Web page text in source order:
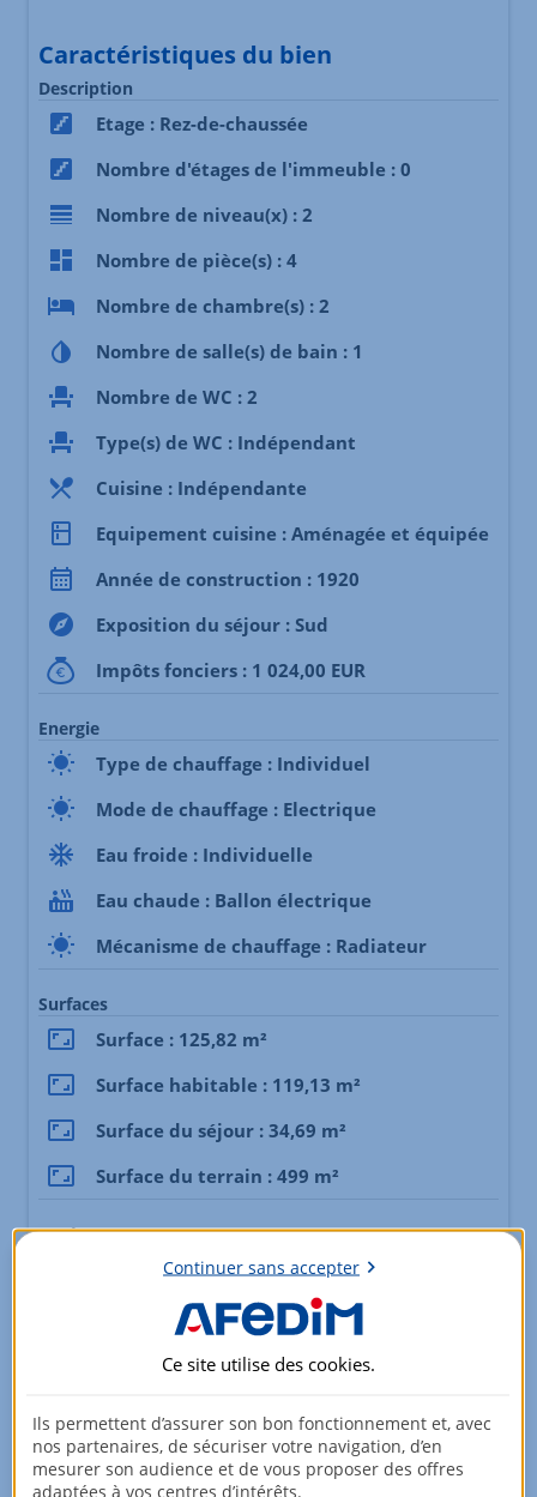
Caractéristiques du bien
Description
Etage : Rez-de-chaussée
Nombre d'étages de l'immeuble : 0
Nombre de niveau(x) : 2
Nombre de pièce(s) : 4
Nombre de chambre(s) : 2
Nombre de salle(s) de bain : 1
Nombre de WC : 2
Type(s) de WC : Indépendant
Cuisine : Indépendante
Equipement cuisine : Aménagée et équipée
Année de construction : 1920
Exposition du séjour : Sud
Impôts fonciers : 1 024,00 EUR
Energie
Type de chauffage : Individuel
Mode de chauffage : Electrique
Eau froide : Individuelle
Eau chaude : Ballon électrique
Mécanisme de chauffage : Radiateur
Surfaces
Surface : 125,82 m²
Surface habitable : 119,13 m²
Surface du séjour : 34,69 m²
Surface du terrain : 499 m²
Agréments
Fenêtre : Double
Bilan énergétique
logement extrêmement performant
Continuer sans accepter
Ce site utilise des cookies.
Ils permettent d’assurer son bon fonctionnement et, avec
nos partenaires, de sécuriser votre navigation, d’en
mesurer son audience et de vous proposer des offres
adaptées à vos centres d’intérêts.